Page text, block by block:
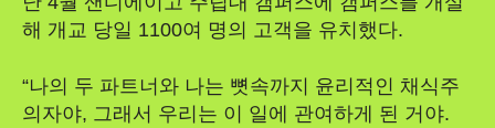
해 개교 당일 1100여 명의 고객을 유치했다.
“나의 두 파트너와 나는 뼛속까지 윤리적인 채식주
의자야, 그래서 우리는 이 일에 관여하게 된 거야.